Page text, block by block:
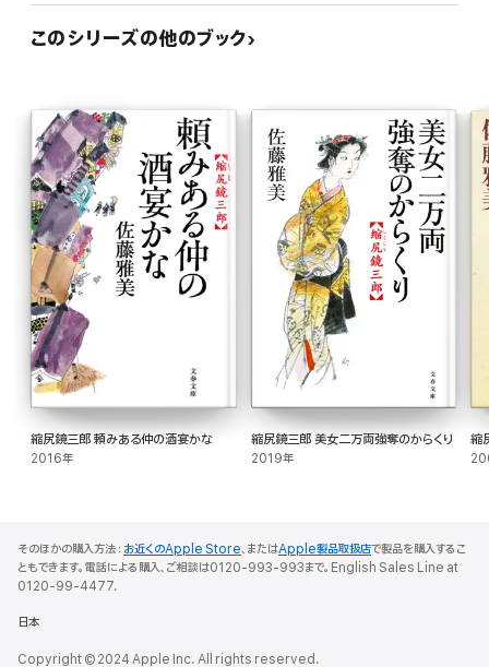
このシリーズの他のブック
縮尻鏡三郎 頼みある仲の酒宴かな
2016年
縮尻鏡三郎 美女二万両強奪のからくり
2019年
縮
そのほかの購入方法： お近くのApple Store、またはApple製品取扱店で製品を購入するこ
ともできます。電話による購入、ご相談は0120-993-993まで。English Sales Line at
0120-99-4477.
日本
Copyright © 2024 Apple Inc. All rights reserved.